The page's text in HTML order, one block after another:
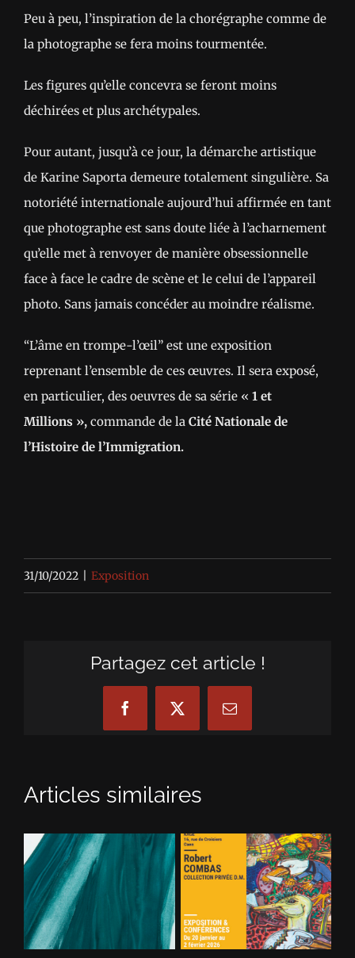
Peu à peu, l’inspiration de la chorégraphe comme de
la photographe se fera moins tourmentée.
Les figures qu’elle concevra se feront moins
déchirées et plus archétypales.
Pour autant, jusqu’à ce jour, la démarche artistique
de Karine Saporta demeure totalement singulière. Sa
notoriété internationale aujourd’hui affirmée en tant
que photographe est sans doute liée à l’acharnement
qu’elle met à renvoyer de manière obsessionnelle
face à face le cadre de scène et le celui de l’appareil
photo. Sans jamais concéder au moindre réalisme.
“L’âme en trompe-l’œil” est une exposition
reprenant l’ensemble de ces œuvres. Il sera exposé,
en particulier, des oeuvres de sa série « 1 et
Millions », commande de la Cité Nationale de
l’Histoire de l’Immigration.
31/10/2022 Exposition
Partagez cet article !
FacebookX Email
Articles similaires